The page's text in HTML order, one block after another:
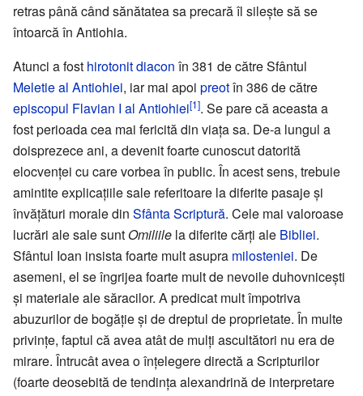
retras până când sănătatea sa precară îl silește să se
întoarcă în Antiohia.
Atunci a fost hirotonitdiacon în 381 de către Sfântul
Meletie al Antiohiei, iar mai apoi preotîn 386 de către
episcopul Flavian I al Antiohiei[1]. Se pare că aceasta a
fost perioada cea mai fericită din viața sa. De-a lungul a
doisprezece ani, a devenit foarte cunoscut datorită
elocvenței cu care vorbea în public. În acest sens, trebuie
amintite explicațiile sale referitoare la diferite pasaje și
învățături morale din Sfânta Scriptură. Cele mai valoroase
lucrări ale sale sunt Omiliile la diferite cărți ale Bibliei.
Sfântul Ioan insista foarte mult asupra milosteniei. De
asemeni, el se îngrijea foarte mult de nevoile duhovnicești
și materiale ale săracilor. A predicat mult împotriva
abuzurilor de bogăție și de dreptul de proprietate. În multe
privințe, faptul că avea atât de mulți ascultători nu era de
mirare. Întrucât avea o înțelegere directă a Scripturilor
(foarte deosebită de tendința alexandrină de interpretare